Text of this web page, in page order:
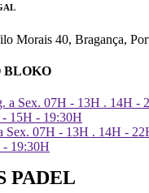
Morais 40, Bragança,
BLOKO
a Sex. 07H - 13H . 14H -
15H - 19:30H
Sex. 07H - 13H . 14H -
19:30H
PADEL